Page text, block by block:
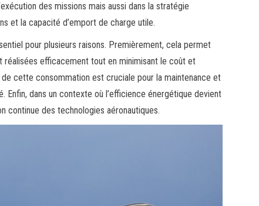
des missions mais aussi dans la stratégie
et la capacité d’emport de charge utile.
pour plusieurs raisons. Premièrement, cela permet
réalisées efficacement tout en minimisant le coût et
cette consommation est cruciale pour la maintenance et
Enfin, dans un contexte où l’efficience énergétique devient
continue des technologies aéronautiques.